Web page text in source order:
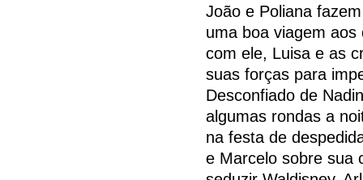
João e Poliana
uma boa viagem
com ele, Luisa e as
suas forças para
Desconfiado de
algumas rondas a
na festa de
e Marcelo sobre sua